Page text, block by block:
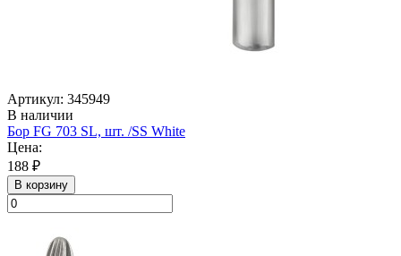
Артикул: 345949
В наличии
Бор FG 703 SL, шт. /SS White
Цена:
188 ₽
В корзину